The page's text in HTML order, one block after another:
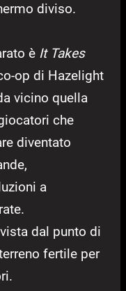
diviso.
è It Takes
op di Hazelight
vicino quella
che
diventato
a
dal punto di
fertile per